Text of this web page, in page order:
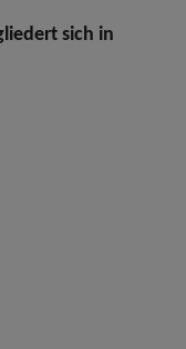
sich in